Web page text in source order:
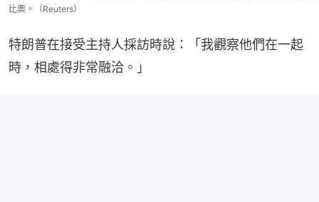
比奧。（Reuters）
特朗普在接受主持人採訪時說：「我觀察他們在一起
時，相處得非常融洽。」